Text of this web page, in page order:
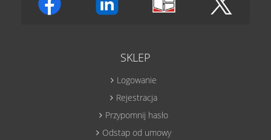
SKLEP
Logowanie
Rejestracja
Przypomnij hasło
Odstap od umowy